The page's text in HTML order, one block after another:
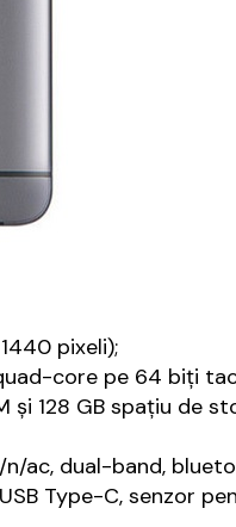
pixeli);
core pe 64 biţi
și 128 GB spațiu de
ac, dual-band,
Type-C, senzor